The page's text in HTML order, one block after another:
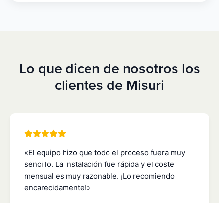
Lo que dicen de nosotros los
clientes de Misuri
«El equipo hizo que todo el proceso fuera muy
sencillo. La instalación fue rápida y el coste
mensual es muy razonable. ¡Lo recomiendo
encarecidamente!»